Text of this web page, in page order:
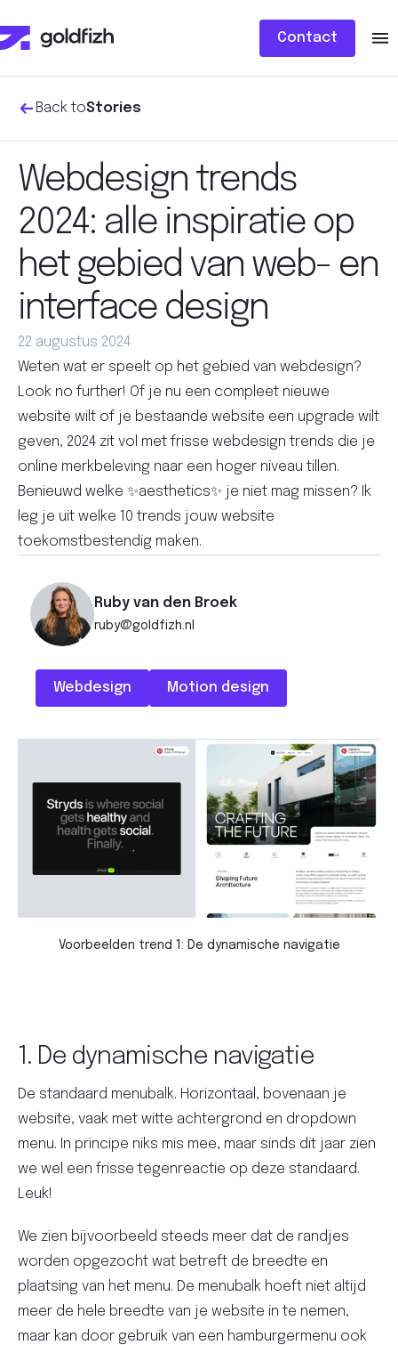
Contact
Back toStories
Webdesign trends
2024: alle inspiratie op
het gebied van web- en
interface design
22 augustus 2024
Weten wat er speelt op het gebied van webdesign?
Look no further! Of je nu een compleet nieuwe
website wilt of je bestaande website een upgrade wilt
geven, 2024 zit vol met frisse webdesign trends die je
online merkbeleving naar een hoger niveau tillen.
Benieuwd welke ✨aesthetics✨ je niet mag missen? Ik
leg je uit welke 10 trends jouw website
toekomstbestendig maken.
Ruby van den Broek
ruby@goldfizh.nl
Webdesign Motion design
Voorbeelden trend 1: De dynamische navigatie
1. De dynamische navigatie
De standaard menubalk. Horizontaal, bovenaan je
website, vaak met witte achtergrond en dropdown
menu. In principe niks mis mee, maar sinds dit jaar zien
we wel een frisse tegenreactie op deze standaard.
Leuk!
We zien bijvoorbeeld steeds meer dat de randjes
worden opgezocht wat betreft de breedte en
plaatsing van het menu. De menubalk hoeft niet altijd
meer de hele breedte van je website in te nemen,
maar kan door gebruik van een hamburgermenu ook